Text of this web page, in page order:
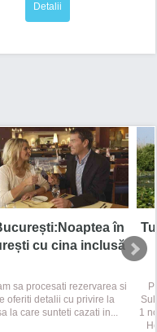
Detalii
în
cu cina inclusă
sa procesati rezervarea si
oferiti detalii cu privire la
la care sunteti cazati in...
1